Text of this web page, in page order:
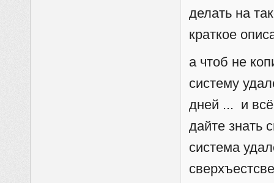
делать на
краткое
а чтоб не
систему
дней ... и
дайте знать
система